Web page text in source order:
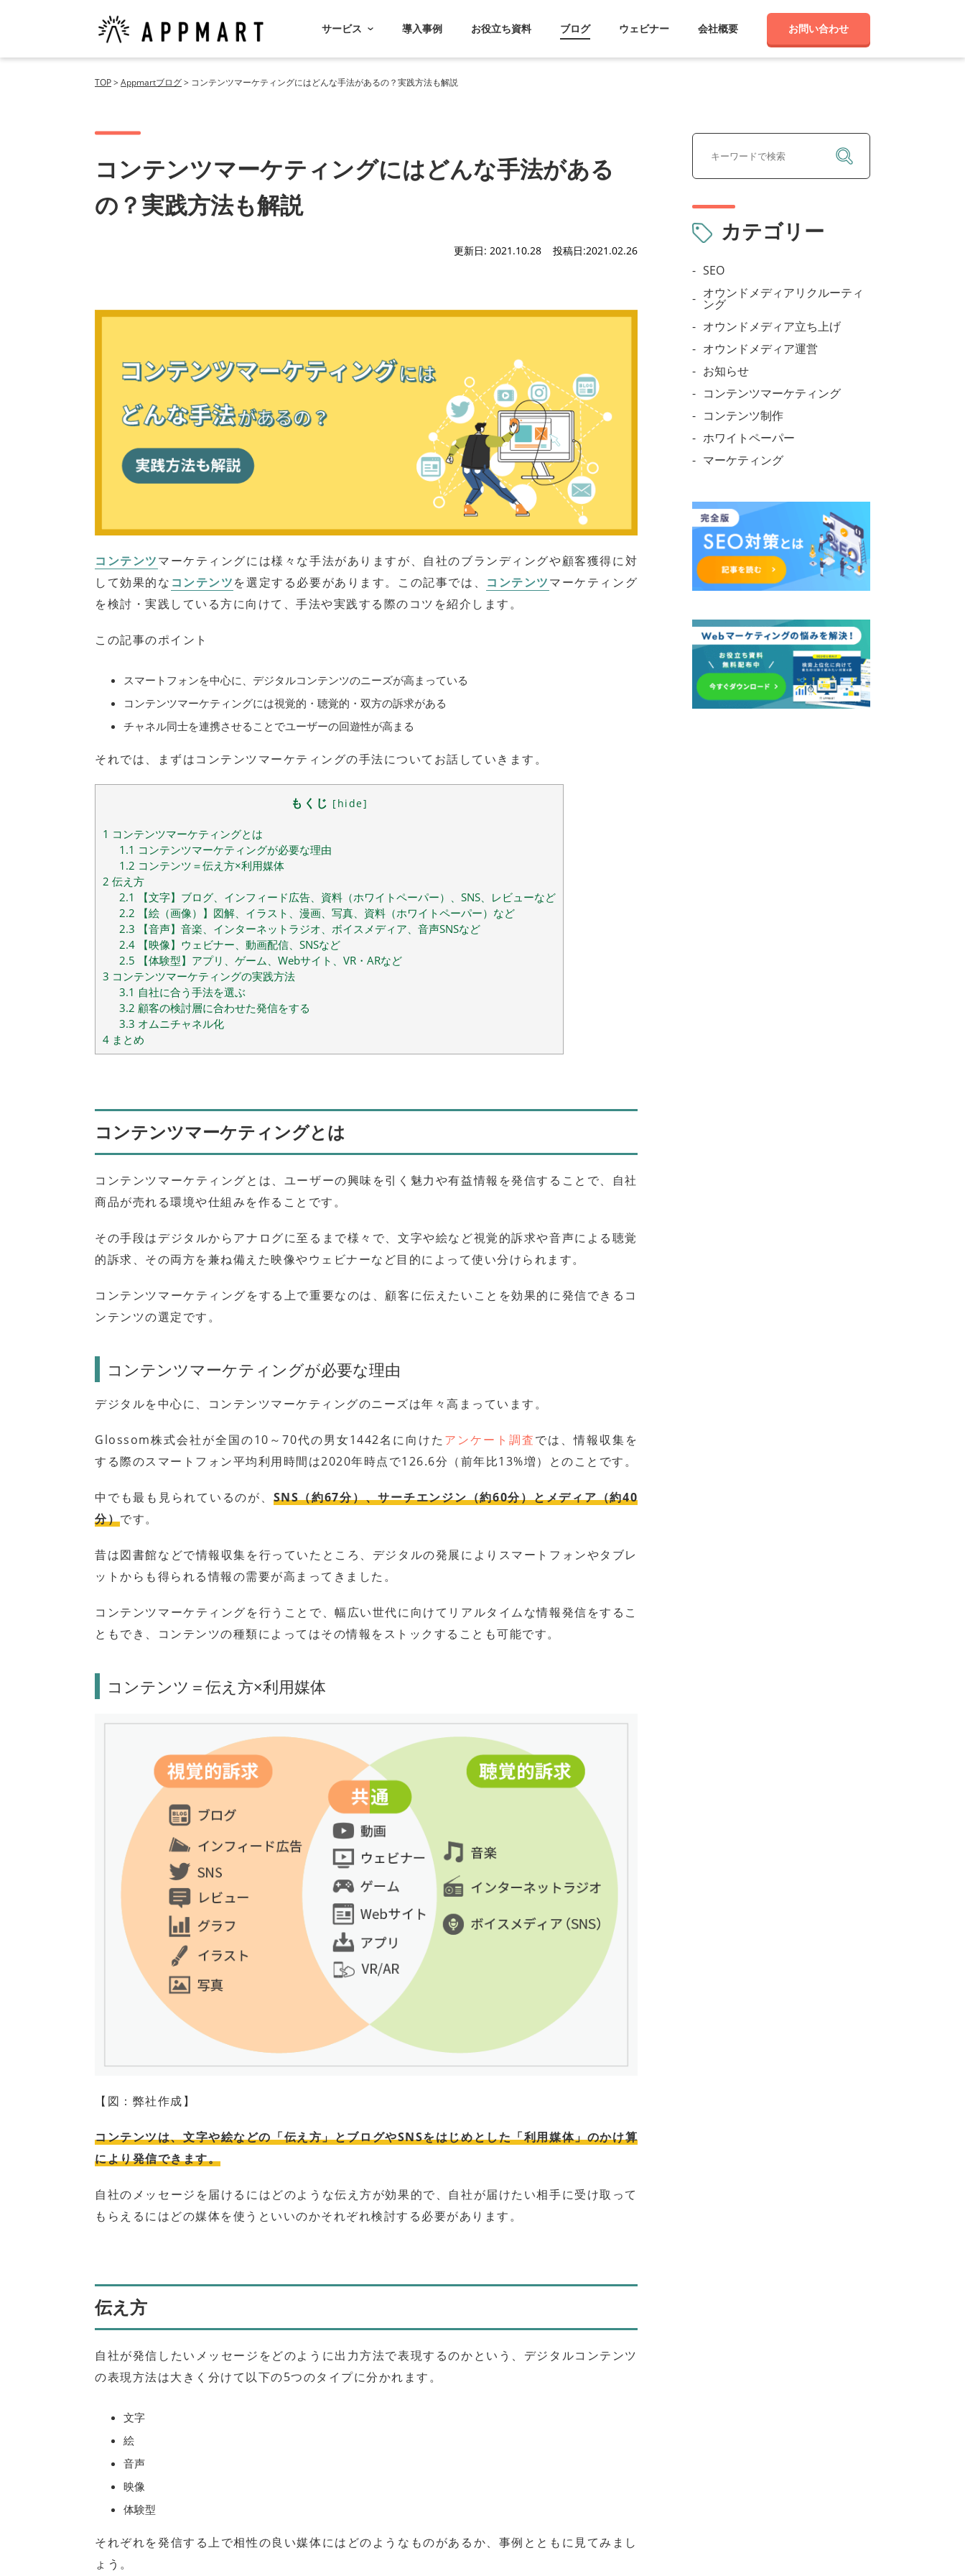
サービス 導入事例 お役立ち資料 ブログ ウェビナー 会社概要 お問い合わせ
TOP>Appmartブログ> コンテンツマーケティングにはどんな手法があるの？実践方法も解説
コンテンツマーケティングにはどんな手法がある
の？実践方法も解説
更新日: 2021.10.28 投稿日:2021.02.26
コンテンツマーケティングには様々な手法がありますが、自社のブランディングや顧客獲得に対
して効果的な コンテンツを選定する必要があります。この記事では、 コンテンツマーケティング
を検討・実践している方に向けて、手法や実践する際のコツを紹介します。
この記事のポイント
スマートフォンを中心に、デジタルコンテンツのニーズが高まっている
コンテンツマーケティングには視覚的・聴覚的・双方の訴求がある
チャネル同士を連携させることでユーザーの回遊性が高まる
それでは、まずはコンテンツマーケティングの手法についてお話していきます。
もくじ [hide]
1 コンテンツマーケティングとは
1.1 コンテンツマーケティングが必要な理由
1.2 コンテンツ＝伝え方×利用媒体
2 伝え方
2.1
【文字】ブログ、インフィード広告、資料（ホワイトペーパー）、SNS、レビューなど
2.2 【絵（画像）】図解、イラスト、漫画、写真、資料（ホワイトペーパー）など
2.3 【音声】音楽、インターネットラジオ、ボイスメディア、音声SNSなど
2.4【映像】ウェビナー、動画配信、SNSなど
2.5 【体験型】アプリ、ゲーム、Webサイト、VR・ARなど
3 コンテンツマーケティングの実践方法
3.1 自社に合う手法を選ぶ
3.2 顧客の検討層に合わせた発信をする
3.3 オムニチャネル化
4 まとめ
コンテンツマーケティングとは
コンテンツマーケティングとは、ユーザーの興味を引く魅力や有益情報を発信することで、自社
商品が売れる環境や仕組みを作ることです。
その手段はデジタルからアナログに至るまで様々で、文字や絵など視覚的訴求や音声による聴覚
的訴求、その両方を兼ね備えた映像やウェビナーなど目的によって使い分けられます。
コンテンツマーケティングをする上で重要なのは、顧客に伝えたいことを効果的に発信できるコ
ンテンツの選定です。
コンテンツマーケティングが必要な理由
デジタルを中心に、コンテンツマーケティングのニーズは年々高まっています。
Glossom株式会社が全国の10～70代の男女1442名に向けた アンケート調査では、情報収集を
する際のスマートフォン平均利用時間は2020年時点で126.6分（前年比13%増）とのことです。
中でも最も見られているのが、 SNS（約67分）、サーチエンジン（約60分）とメディア（約40
分）です。
昔は図書館などで情報収集を行っていたところ、デジタルの発展によりスマートフォンやタブレ
ットからも得られる情報の需要が高まってきました。
コンテンツマーケティングを行うことで、幅広い世代に向けてリアルタイムな情報発信をするこ
ともでき、コンテンツの種類によってはその情報をストックすることも可能です。
コンテンツ＝伝え方×利用媒体
【図：弊社作成】
コンテンツは、文字や絵などの「伝え方」とブログやSNSをはじめとした「利用媒体」のかけ算
により発信できます。
自社のメッセージを届けるにはどのような伝え方が効果的で、自社が届けたい相手に受け取って
もらえるにはどの媒体を使うといいのかそれぞれ検討する必要があります。
伝え方
自社が発信したいメッセージをどのように出力方法で表現するのかという、デジタルコンテンツ
の表現方法は大きく分けて以下の5つのタイプに分かれます。
文字
絵
音声
映像
体験型
それぞれを発信する上で相性の良い媒体にはどのようなものがあるか、事例とともに見てみまし
ょう。
カテゴリー
SEO
オウンドメディアリクルーティ
ング
オウンドメディア立ち上げ
オウンドメディア運営
お知らせ
コンテンツマーケティング
コンテンツ制作
ホワイトペーパー
マーケティング